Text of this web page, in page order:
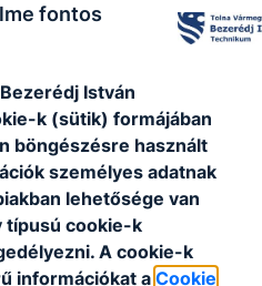
tekintetében
de a szakmai
Az új
a duális képzőhely a
közösen felel a
felkészítésért. Az
partnerrel állnak
és a partner közötti
fontos
István
k (sütik) formájában
böngészésre használt
személyes adatnak
lehetősége van
típusú cookie-k
A cookie-k
információkat aCookie